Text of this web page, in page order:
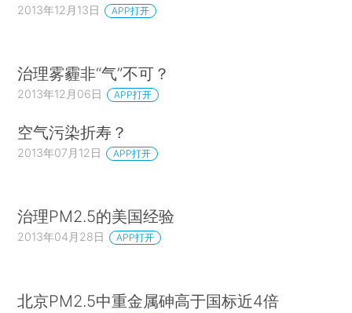
2013年12月13日 APP打开
治理雾霾非“气”不可？
2013年12月06日 APP打开
空气污染折寿？
2013年07月12日 APP打开
治理PM2.5的美国经验
2013年04月28日 APP打开
北京PM2.5中重金属砷高于国标近4倍